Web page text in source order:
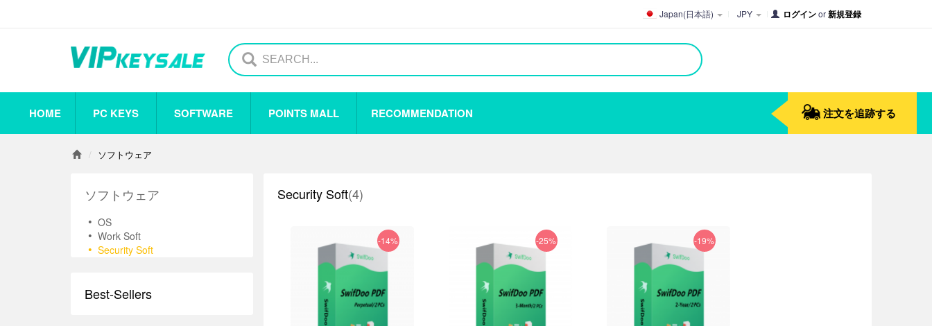
Japan(日本語) JPY ログインor新規登録
HOME PC KEYS
Steam
Origin
Uplay
Others
SOFTWARE POINTS MALL RECOMMENDATION 注文を追跡する
ソフトウェア
ソフトウェア
• OS
• Work Soft
• Security Soft
Best-Sellers
Security Soft(4)
-14% -25% -19%